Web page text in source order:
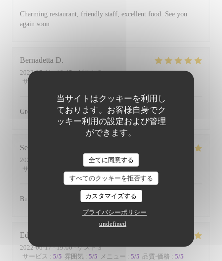
当サイトはクッキーを利用し
ております。お客様自身でク
ッキー利用の設定および管理
ができます。
全てに同意する
すべてのクッキーを拒否する
カスタマイズする
プライバシーポリシー
undefined
Charming restaurant, friendly staff, excellent food. See you
again soon
Bernadetta D
2022-07-11- 18:45 - ゲスト 2
サービス
Great food and friendly staff. Highly recommended.
Serena
2022-07-01
- 20:00 - ゲスト 2
サービス
: 5/5 メニュー: 5/5
Busy, friendly atmosphere with amazing food
Edward
2022-06-17- 19:00 - ゲスト 3
サービス : 5/5 雰囲気 : 5/5 メニュー : 5/5 品質-価格 : 5/5